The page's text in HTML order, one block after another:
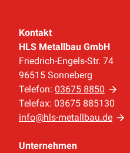
Kontakt
HLS Metallbau GmbH
Friedrich-Engels-Str. 74
96515 Sonneberg
Telefon: 03675 8850
Telefax: 03675 885130
info@hls-metallbau.de
Unternehmen